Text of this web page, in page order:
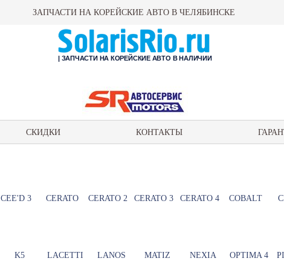
ЗАПЧАСТИ НА КОРЕЙСКИЕ АВТО В ЧЕЛЯБИНСКЕ
| ЗАПЧАСТИ НА КОРЕЙСКИЕ АВТО В НАЛИЧИИ
СКИДКИ КОНТАКТЫ
CEE'D 3 CERATO CERATO 2 CERATO 3 CERATO 4 COBALT
K5 LACETTI LANOS MATIZ NEXIA OPTIMA 4